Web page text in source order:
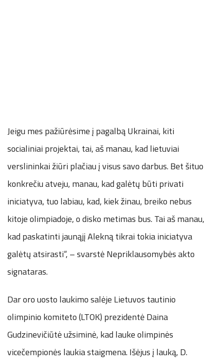
Jeigu mes pažiūrėsime į pagalbą Ukrainai, kiti
socialiniai projektai, tai, aš manau, kad lietuviai
verslininkai žiūri plačiau į visus savo darbus. Bet šituo
konkrečiu atveju, manau, kad galėtų būti privati
iniciatyva, tuo labiau, kad, kiek žinau, breiko nebus
kitoje olimpiadoje, o disko metimas bus. Tai aš manau,
kad paskatinti jaunąjį Alekną tikrai tokia iniciatyva
galėtų atsirasti“, – svarstė Nepriklausomybės akto
signataras.
Dar oro uosto laukimo salėje Lietuvos tautinio
olimpinio komiteto (LTOK) prezidentė Daina
Gudzinevičiūtė užsiminė, kad lauke olimpinės
vicečempionės laukia staigmena. Išėjus į lauką, D.